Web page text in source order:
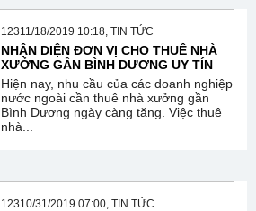
12311/18/2019 10:18, TIN TỨC
NHẬN DIỆN ĐƠN VỊ CHO THUÊ NHÀ
XƯỞNG GẦN BÌNH DƯƠNG UY TÍN
Hiện nay, nhu cầu của các doanh nghiệp
nước ngoài cần thuê nhà xưởng gần
Bình Dương ngày càng tăng. Việc thuê
nhà...
12310/31/2019 07:00, TIN TỨC